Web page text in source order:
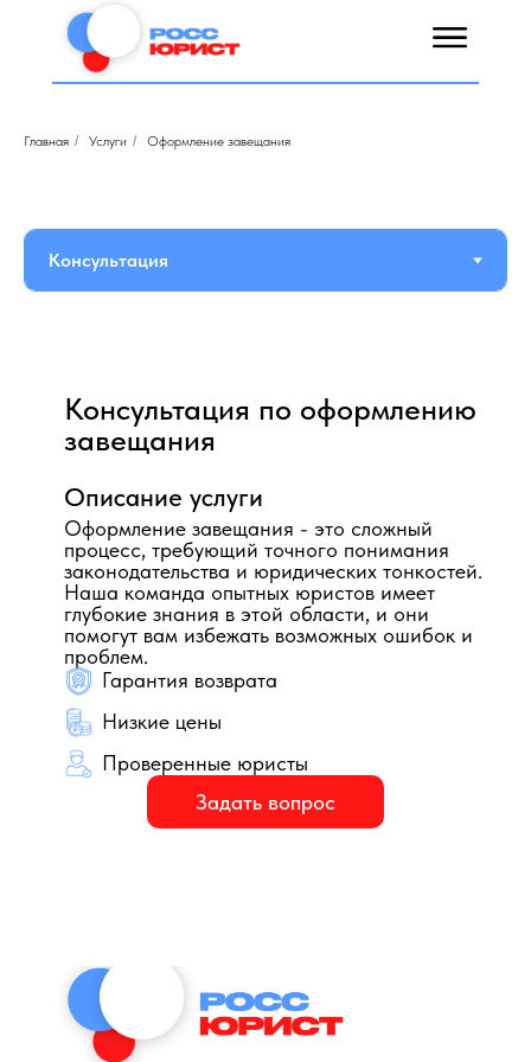
Главная / Услуги / Оформление завещания
Консультация по оформлению
завещания
Описание услуги
Оформление завещания - это сложный
процесс, требующий точного понимания
законодательства и юридических тонкостей.
Наша команда опытных юристов имеет
глубокие знания в этой области, и они
помогут вам избежать возможных ошибок и
проблем.
Гарантия возврата
Низкие цены
Проверенные юристы
Задать вопрос
Описание услуги
по вопросам
оформления завещания
связанной с оформлением
завещания
Описание услуги
вопросам оформления
завещания
Описание услуги